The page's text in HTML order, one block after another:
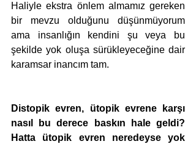
Haliyle ekstra önlem almamız gereken
bir mevzu olduğunu düşünmüyorum
ama insanlığın kendini şu veya bu
şekilde yok oluşa sürükleyeceğine dair
karamsar inancım tam.
Distopik evren, ütopik evrene karşı
nasıl bu derece baskın hale geldi?
Hatta ütopik evren neredeyse yok